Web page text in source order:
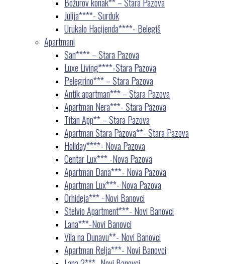
Julija****- Surduk
Urukalo Hacijenda****- Belegiš
Apartmani
San**** – Stara Pazova
Luxe Living****-Stara Pazova
Pelegrino*** – Stara Pazova
Antik apartman*** – Stara Pazova
Apartman Nera***- Stara Pazova
Titan App** – Stara Pazova
Apartman Stara Pazova**- Stara Pazova
Holiday****- Nova Pazova
Centar Lux*** -Nova Pazova
Apartman Dana***- Nova Pazova
Apartman Lux***- Nova Pazova
Orhideja*** −Novi Banovci
Stelvio Apartment***- Novi Banovci
Lana***-Novi Banovci
Vila na Dunavu**- Novi Banovci
Apartman Relja***- Novi Banovci